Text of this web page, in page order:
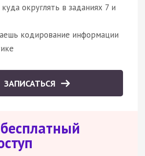
округлять в заданиях 7 и
кодирование информации
ЗАПИСАТЬСЯ